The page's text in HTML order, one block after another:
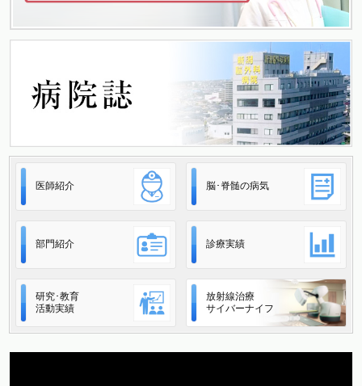
医師紹介 脳･脊髄の病気
部門紹介 診療実績
研究･教育
活動実績
放射線治療
サイバーナイフ